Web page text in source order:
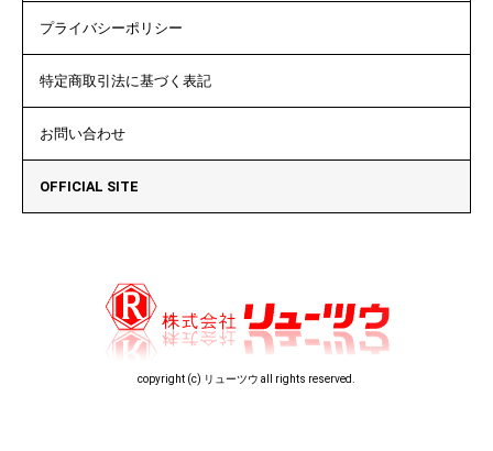
プライバシーポリシー
特定商取引法に基づく表記
お問い合わせ
OFFICIAL SITE
copyright (c) リューツウ all rights reserved.